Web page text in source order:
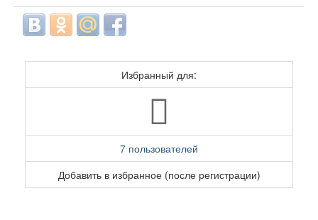
Избранный для:
7 пользователей
Добавить в избранное (после регистрации)